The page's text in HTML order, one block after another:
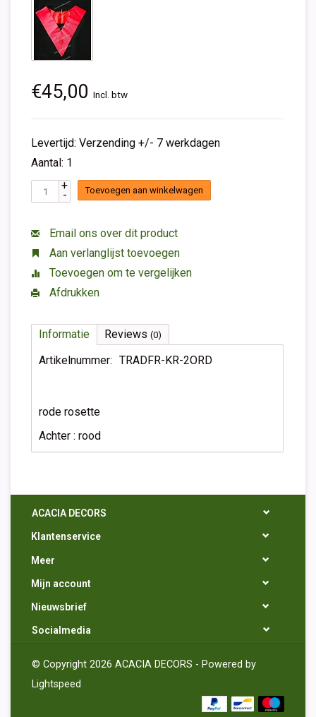
€45,00 Incl. btw
Levertijd: Verzending +/- 7 werkdagen
Aantal: 1
+
- Toevoegen aan winkelwagen
Email ons over dit product
Aan verlanglijst toevoegen
Toevoegen om te vergelijken
Afdrukken
Informatie Reviews (0)
Artikelnummer: TRADFR-KR-2ORD
rode rosette
Achter : rood
ACACIA DECORS
Klantenservice
Meer
Mijn account
Nieuwsbrief
Socialmedia
© Copyright 2026 ACACIA DECORS - Powered by
Lightspeed